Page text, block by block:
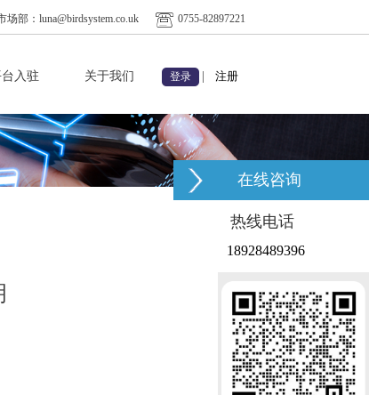
场部：luna@birdsystem.co.uk 0755-82897221
入驻 关于我们 登录 注册
在线咨询
热线电话
18928489396